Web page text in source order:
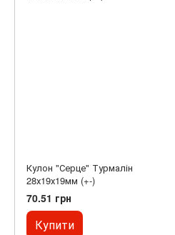
Кулон "Серце" Турмалін
28х19х19мм (+-)
70.51 грн
Купити